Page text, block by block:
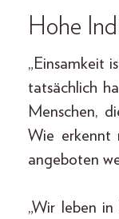
Hohe
„Einsamkeit
tatsächlich
Menschen,
Wie erkennt
angeboten
„Wir leben